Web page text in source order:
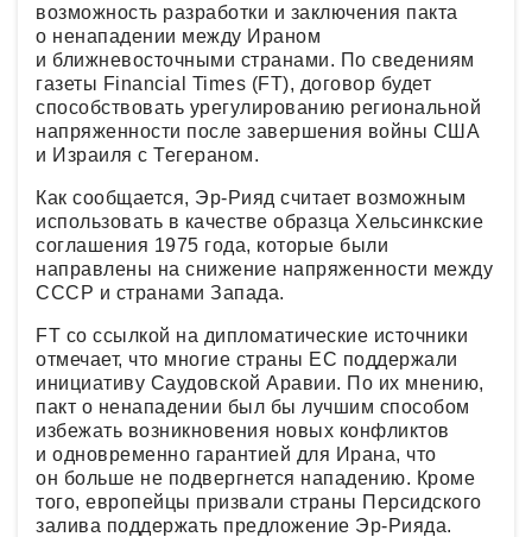
возможность разработки и заключения пакта
о ненападении между Ираном
и ближневосточными странами. По сведениям
газеты Financial Times (FT), договор будет
способствовать урегулированию региональной
напряженности после завершения войны США
и Израиля с Тегераном.
Как сообщается, Эр-Рияд считает возможным
использовать в качестве образца Хельсинкские
соглашения 1975 года, которые были
направлены на снижение напряженности между
СССР и странами Запада.
FT со ссылкой на дипломатические источники
отмечает, что многие страны ЕС поддержали
инициативу Саудовской Аравии. По их мнению,
пакт о ненападении был бы лучшим способом
избежать возникновения новых конфликтов
и одновременно гарантией для Ирана, что
он больше не подвергнется нападению. Кроме
того, европейцы призвали страны Персидского
залива поддержать предложение Эр-Рияда.